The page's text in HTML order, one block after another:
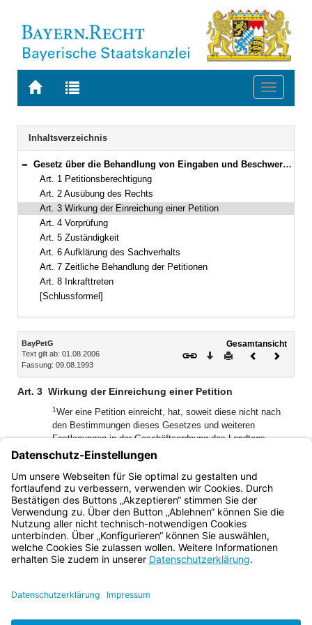
Zur
BAYERN.RECHT
Zur
letzten
Suche
Toggle
Navigation
Inhaltsverzeichnis
Bereich reduzieren
Gesetz über die Behandlung von Eingaben und Beschwerden an den Bayerischen Landtag nach Art. 115 der Verfassung (Bayerisches Petitionsgesetz – BayPetG) Vom 9. August 1993 (GVBl. S. 544) BayRS 1100-5-I (Art. 1–8)
Art. 1 Petitionsberechtigung
Art. 2 Ausübung des Rechts
Art. 3 Wirkung der Einreichung einer Petition
Art. 4 Vorprüfung
Art. 5 Zuständigkeit
Art. 6 Aufklärung des Sachverhalts
Art. 7 Zeitliche Behandlung der Petitionen
Art. 8 Inkrafttreten
[Schlussformel]
Inhalt
BayPetG
Text gilt ab: 01.08.2006
Fassung: 09.08.1993
Gesamtansicht
Download
DruckenVorheriges
Art. 3 Wirkung der Einreichung einer Petition
1Wer eine Petition einreicht, hat, soweit diese nicht nach
den Bestimmungen dieses Gesetzes und weiteren
Festlegungen in der Geschäftsordnung des Landtags
unzulässig ist, Anspruch auf sachliche Behandlung und
Verbescheidung durch den Landtag bzw. seine Ausschüsse
(Art. 5).2Das Nähere regelt die Geschäftsordnung des
Landtags.
Bayern.de
BayernPortal
Impressum